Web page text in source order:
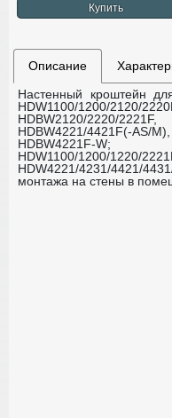
Купить
Описание
Настенный кроштейн
HDW1100/1200/2120/
HDBW2120/2220/
HDBW4221/4421F(-
HDBW4221F-W;
HDW1100/
HDW4221/4231/4421/
монтажа на стены в